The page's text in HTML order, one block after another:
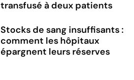
transfusé à deux patients
Stocks de sang insuffisants :
comment les hôpitaux
épargnent leurs réserves